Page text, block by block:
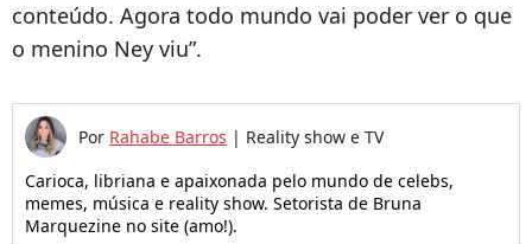
conteúdo. Agora todo mundo vai poder ver o que
o menino Ney viu”.
Por Rahabe Barros | Reality show e TV
Carioca, libriana e apaixonada pelo mundo de celebs,
memes, música e reality show. Setorista de Bruna
Marquezine no site (amo!).